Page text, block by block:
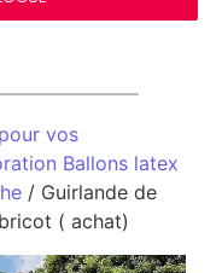
vos
Ballons latex
/ Guirlande de
( achat)